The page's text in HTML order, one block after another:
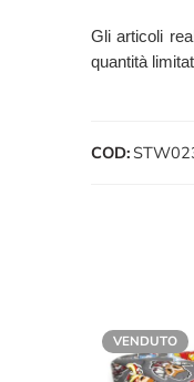
Gli articoli
quantità
COD:
VENDUTO